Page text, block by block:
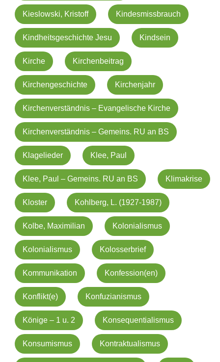
Kieslowski, Kristoff Kindesmissbrauch
Kindheitsgeschichte Jesu Kindsein
Kirche Kirchenbeitrag
Kirchengeschichte Kirchenjahr
Kirchenverständnis – Evangelische Kirche
Kirchenverständnis – Gemeins. RU an BS
Klagelieder Klee, Paul
Klee, Paul – Gemeins. RU an BS Klimakrise
Kloster Kohlberg, L. (1927-1987)
Kolbe, Maximilian Kolonialismus
Kolonialismus Kolosserbrief
Kommunikation Konfession(en)
Konflikt(e) Konfuzianismus
Könige – 1 u. 2 Konsequentialismus
Konsumismus Kontraktualismus